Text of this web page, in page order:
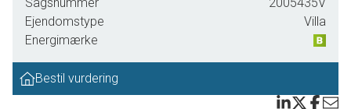
Som du allerede ved ankomsten vil bemærke, er også de ydre rammer
særdeles indbydende. Via carporten forbindes boligen med en imponerende
garage, hvor der er virkelig velholdt og veldisponeret plads til enhver hobby
Ejendomstype
Villa
Energimærke
Bestil vurdering